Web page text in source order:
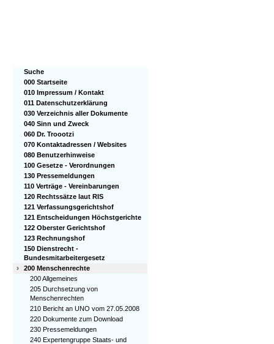
Suche
000 Startseite
010 Impressum / Kontakt
011 Datenschutzerklärung
030 Verzeichnis aller Dokumente
040 Sinn und Zweck
060 Dr. Troootzi
070 Kontaktadressen / Websites
080 Benutzerhinweise
100 Gesetze - Verordnungen
130 Pressemeldungen
110 Verträge - Vereinbarungen
120 Rechtssätze laut RIS
121 Verfassungsgerichtshof
121 Entscheidungen Höchstgerichte
122 Oberster Gerichtshof
123 Rechnungshof
150 Dienstrecht -
Bundesmitarbeitergesetz
›
200 Menschenrechte
200 Allgemeines
205 Durchsetzung von
Menschenrechten
210 Bericht an UNO vom 27.05.2008
220 Dokumente zum Download
230 Pressemeldungen
240 Expertengruppe Staats- und